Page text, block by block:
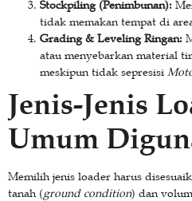
Stockpiling (Penimbunan):
tidak memakan tempat di
Grading & Leveling Ringan:
atau menyebarkan material
meskipun tidak sepresisi
Jenis-Jenis
Umum
Memilih jenis loader harus
tanah (ground condition) dan